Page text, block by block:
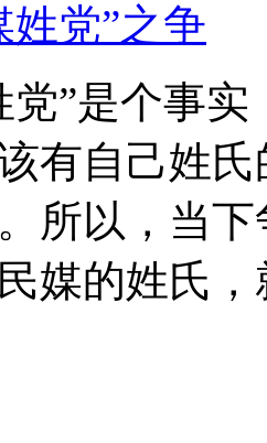
党”之争
党”是个事
有自己姓
所以，当
媒的姓氏